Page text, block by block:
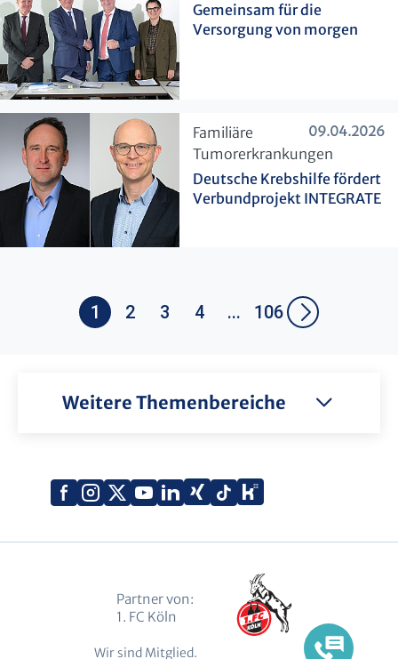
Gemeinsam für die
Versorgung von morgen
09.04.2026
​Familiäre
Tumorerkrankungen
Deutsche Krebshilfe fördert
Verbundprojekt INTEGRATE
1 2 3 4 ... 106
Weitere Themenbereiche
Facebook
Instagram
X
YouTube
LinkedIn
Xing TiktokKununu
Partner von:
1. FC Köln
Wir sind Mitglied.